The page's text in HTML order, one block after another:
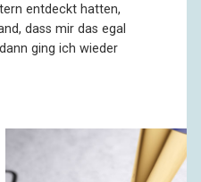
entdeckt hatten,
dass mir das egal
ging ich wieder